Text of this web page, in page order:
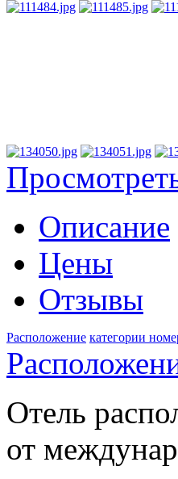
Описание
Цены
Отзывы
Расположение категории
Отель
от